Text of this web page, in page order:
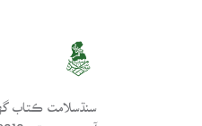
سنڌسلامت ڪتاب